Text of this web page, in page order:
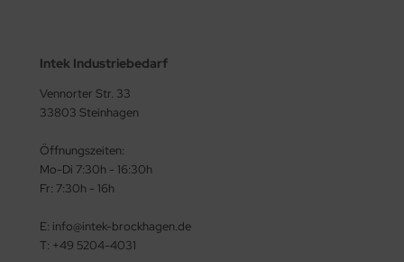
Intek Industriebedarf
Vennorter Str. 33
33803 Steinhagen
Öffnungszeiten:
Mo-Di 7:30h - 16:30h
Fr: 7:30h - 16h
E: info@intek-brockhagen.de
T: +49 5204-4031